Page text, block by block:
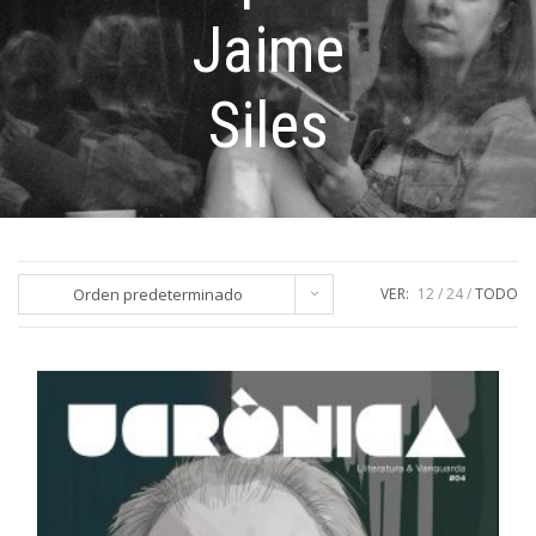
Jaime
Siles
Orden predeterminado VER: 12 24 TODO